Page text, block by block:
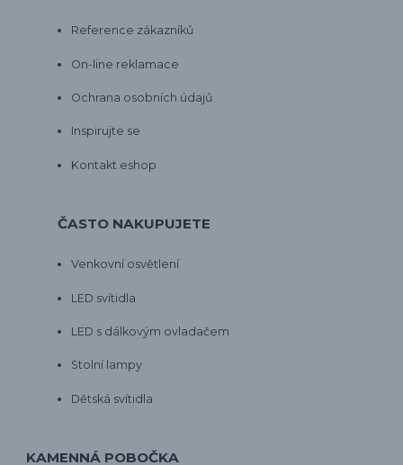
Reference zákazníků
On-line reklamace
Ochrana osobních údajů
Inspirujte se
Kontakt eshop
ČASTO NAKUPUJETE
Venkovní osvětlení
LED svítidla
LED s dálkovým ovladačem
Stolní lampy
Dětská svítidla
KAMENNÁ POBOČKA